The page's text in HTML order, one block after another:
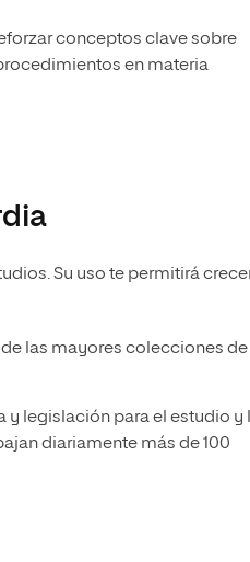
conceptos clave sobre
en materia
Su uso te permitirá
las mayores colecciones de
y legislación para el estudio y
diariamente más de 100